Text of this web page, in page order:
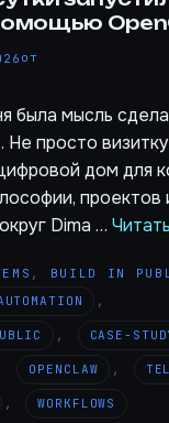
от
была мысль
Не просто
дом для
проектов
Dima …
, BUILD IN
,
, CASE-
OPENCLAW ,
, WORKFLOWS